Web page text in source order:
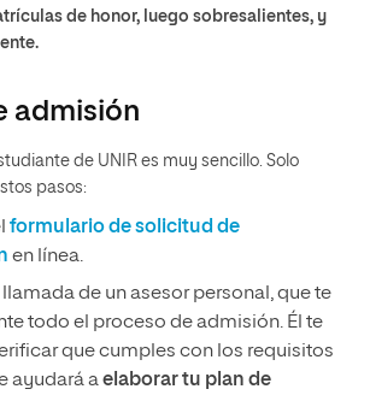
de honor, luego sobresalientes, y
admisión
de UNIR es muy sencillo. Solo
pasos:
formulario de solicitud de
en línea.
llamada de un asesor personal, que te
todo el proceso de admisión. Él te
que cumples con los requisitos
ayudará aelaborar tu plan de